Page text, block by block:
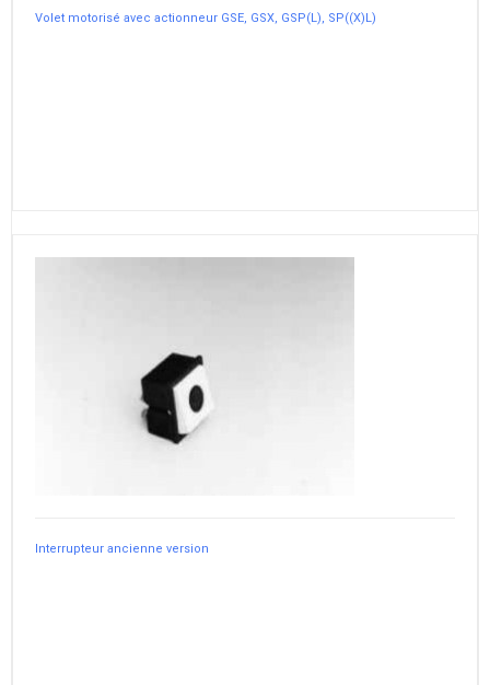
Volet motorisé avec actionneur GSE, GSX, GSP(L), SP((X)L)
Interrupteur ancienne version